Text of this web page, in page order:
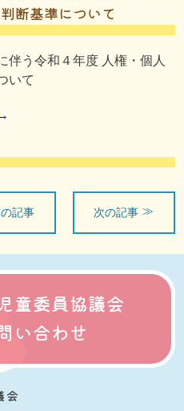
断基準について
伴う令和４年度 人権・個人
いて
記事 次の記事
童委員協議会
い合わせ
会